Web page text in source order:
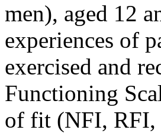
men), aged 12
experiences of
exercised and
Functioning
of fit (NFI, RFI,